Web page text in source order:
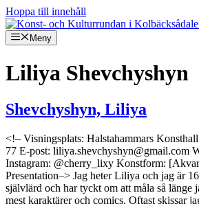
Hoppa till innehåll
Meny
Liliya Shevchyshyn
Shevchyshyn, Liliya
<!– Visningsplats: Halstahammars
77 E-post: liliya.shevchyshyn@gmail.com
Instagram: @cherry_lixy Konstform:
Presentation–> Jag heter Liliya och jag är
självlärd och har tyckt om att måla så länge
mest karaktärer och comics. Oftast skissar